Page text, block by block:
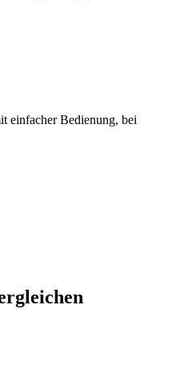
einfacher Bedienung, bei